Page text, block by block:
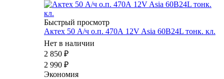
Быстрый просмотр
Актех 50 А/ч о.п. 470А 12V Asia 60B24L тонк. кл.
Нет в наличии
2 850 ₽
2 990 ₽
Экономия